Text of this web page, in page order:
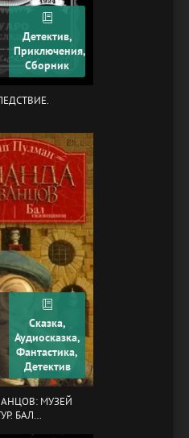
Детектив,
Приключения,
Сборник
Сказка,
Аудиосказка,
Фантастика,
Детектив
МУЗЕЙ
БАЛ